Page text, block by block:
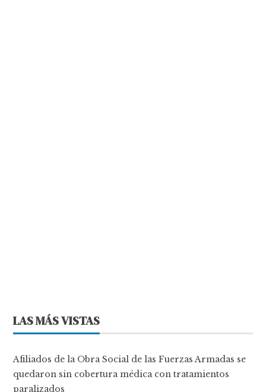
LAS MÁS VISTAS
Afiliados de la Obra Social de las Fuerzas Armadas se
quedaron sin cobertura médica con tratamientos
paralizados